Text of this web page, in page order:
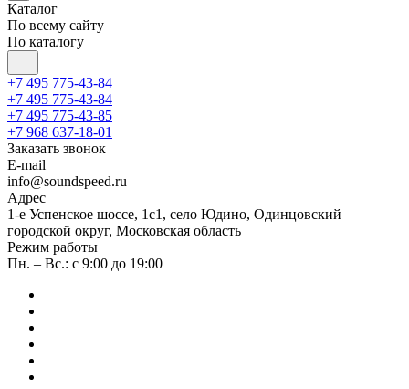
Каталог
По всему сайту
По каталогу
+7 495 775-43-84
+7 495 775-43-84
+7 495 775-43-85
+7 968 637-18-01
Заказать звонок
E-mail
info@soundspeed.ru
Адрес
1-е Успенское шоссе, 1с1, село Юдино, Одинцовский
городской округ, Московская область
Режим работы
Пн. – Вс.: с 9:00 до 19:00